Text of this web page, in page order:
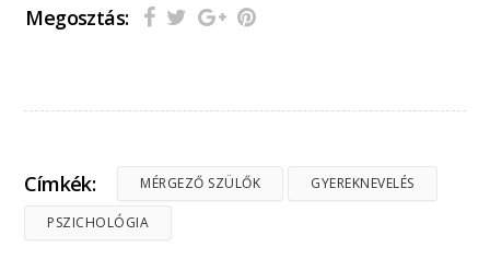
Megosztás:
Címkék: MÉRGEZŐ SZÜLŐK GYEREKNEVELÉS
PSZICHOLÓGIA